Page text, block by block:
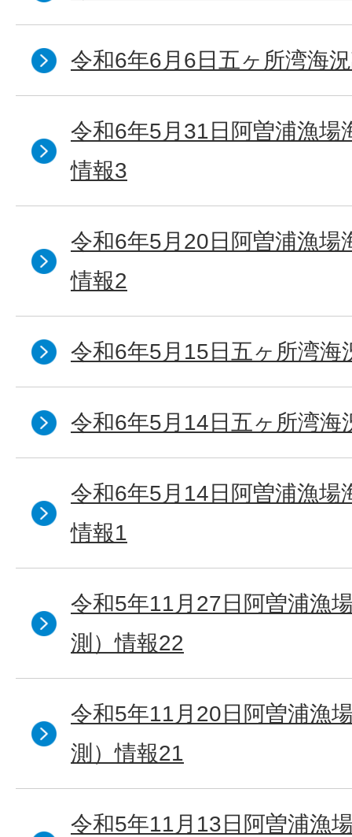
令和6年6月6日五ヶ所湾海
令和6年5月31日阿曽浦漁場
情報3
令和6年5月20日阿曽浦漁場
情報2
令和6年5月15日五ヶ所湾海
令和6年5月14日五ヶ所湾海
令和6年5月14日阿曽浦漁場
情報1
令和5年11月27日阿曽浦漁
測）情報22
令和5年11月20日阿曽浦漁
測）情報21
令和5年11月13日阿曽浦漁